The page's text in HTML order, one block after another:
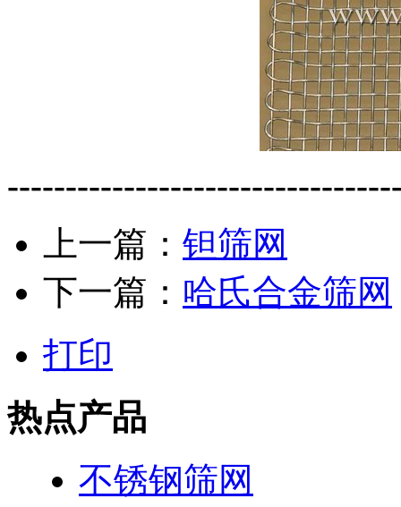
上一篇： 钽筛网
下一篇： 哈氏合金筛网
打印
热点产品
不锈钢筛网